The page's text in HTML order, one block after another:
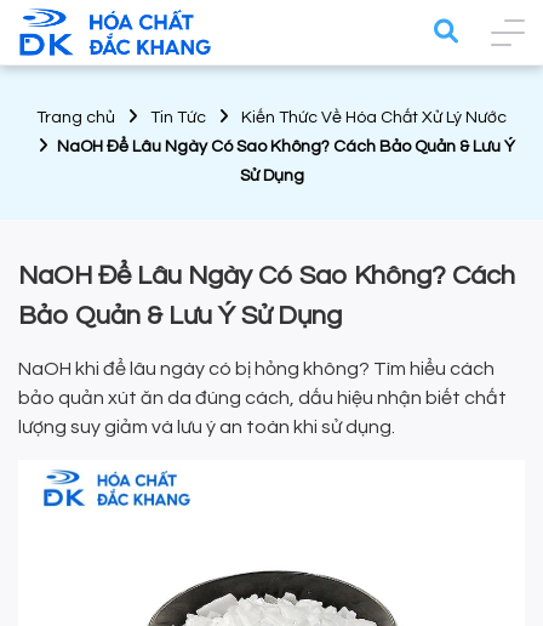
Trang chủ Tin Tức
Kiến Thức Về Hóa Chất Xử Lý Nước
NaOH Để Lâu Ngày Có Sao Không? Cách Bảo Quản & Lưu Ý
Sử Dụng
NaOH Để Lâu Ngày Có Sao Không? Cách
Bảo Quản & Lưu Ý Sử Dụng
NaOH khi để lâu ngày có bị hỏng không? Tìm hiểu cách
bảo quản xút ăn da đúng cách, dấu hiệu nhận biết chất
lượng suy giảm và lưu ý an toàn khi sử dụng.